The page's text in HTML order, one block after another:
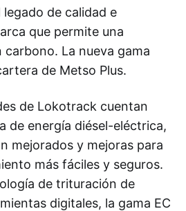
de calidad e
que permite una
La nueva gama
de Metso Plus.
de Lokotrack cuentan
de energía diésel-eléctrica,
mejorados y mejoras para
más fáciles y seguros.
de trituración de
digitales, la gama EC